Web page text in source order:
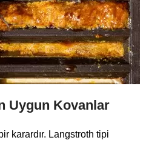
Uygun Kovanlar
karardır. Langstroth tipi